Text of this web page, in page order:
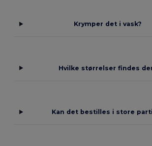
Krymper det i vask?
Hvilke størrelser findes
Kan det bestilles i store